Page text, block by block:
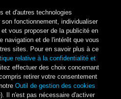
et d'autres technologies
fonctionnement, individualiser
vous proposer de la publicité en
navigation et de l'intérêt que vous
sites. Pour en savoir plus à ce
relative à la confidentialité et
effectuer des choix concernant
retirer votre consentement
Outil de gestion des cookies
Il n'est pas nécessaire d'activer